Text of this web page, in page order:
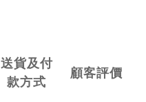
送貨及付
款方式
顧客評價